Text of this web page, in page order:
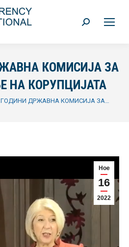
Search:
КОМИСИЈА ЗА
НА КОРУПЦИЈАТА
ГОДИНИ ДРЖАВНА КОМИСИЈА ЗА…
Ное
16
2022